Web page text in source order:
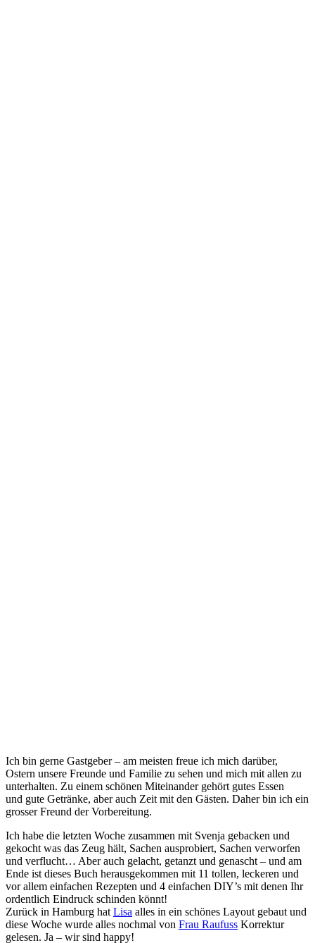
Ich bin gerne Gastgeber – am meisten freue ich mich darüber,
Ostern unsere Freunde und Familie zu sehen und mich mit allen zu
unterhalten. Zu einem schönen Miteinander gehört gutes Essen
und gute Getränke, aber auch Zeit mit den Gästen. Daher bin ich ein
grosser Freund der Vorbereitung.
Ich habe die letzten Woche zusammen mit Svenja gebacken und
gekocht was das Zeug hält, Sachen ausprobiert, Sachen verworfen
und verflucht… Aber auch gelacht, getanzt und genascht – und am
Ende ist dieses Buch herausgekommen mit 11 tollen, leckeren und
vor allem einfachen Rezepten und 4 einfachen DIY’s mit denen Ihr
ordentlich Eindruck schinden könnt!
Zurück in Hamburg hat Lisa alles in ein schönes Layout gebaut und
diese Woche wurde alles nochmal von Frau Raufuss Korrektur
gelesen. Ja – wir sind happy!